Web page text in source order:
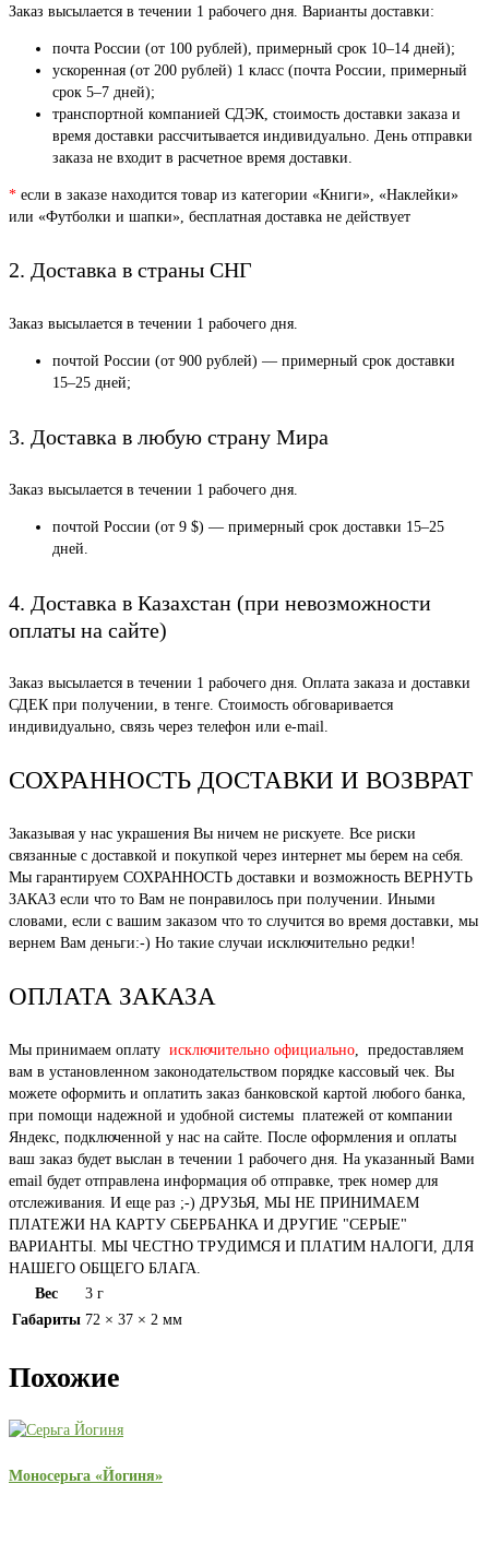
Заказ высылается в течении 1 рабочего дня. Варианты доставки:
почта России (от 100 рублей), примерный срок 10–14 дней);
ускоренная (от 200 рублей) 1 класс (почта России, примерный
срок 5–7 дней);
транспортной компанией СДЭК, стоимость доставки заказа и
время доставки рассчитывается индивидуально. День отправки
заказа не входит в расчетное время доставки.
* если в заказе находится товар из категории «Книги», «Наклейки»
или «Футболки и шапки», бесплатная доставка не действует
2. Доставка в страны СНГ
Заказ высылается в течении 1 рабочего дня.
почтой России (от 900 рублей) — примерный срок доставки
15–25 дней;
3. Доставка в любую страну Мира
Заказ высылается в течении 1 рабочего дня.
почтой России (от 9 $) — примерный срок доставки 15–25
дней.
4. Доставка в Казахстан (при невозможности
оплаты на сайте)
Заказ высылается в течении 1 рабочего дня. Оплата заказа и доставки
СДЕК при получении, в тенге. Стоимость обговаривается
индивидуально, связь через телефон или e-mail.
СОХРАННОСТЬ ДОСТАВКИ И ВОЗВРАТ
Заказывая у нас украшения Вы ничем не рискуете. Все риски
связанные с доставкой и покупкой через интернет мы берем на себя.
Мы гарантируем СОХРАННОСТЬ доставки и возможность ВЕРНУТЬ
ЗАКАЗ если что то Вам не понравилось при получении. Иными
словами, если с вашим заказом что то случится во время доставки, мы
вернем Вам деньги:-) Но такие случаи исключительно редки!
ОПЛАТА ЗАКАЗА
Мы принимаем оплату исключительно официально, предоставляем
вам в установленном законодательством порядке кассовый чек. Вы
можете оформить и оплатить заказ банковской картой любого банка,
при помощи надежной и удобной системы платежей от компании
Яндекс, подключенной у нас на сайте. После оформления и оплаты
ваш заказ будет выслан в течении 1 рабочего дня. На указанный Вами
email будет отправлена информация об отправке, трек номер для
отслеживания. И еще раз ;-) ДРУЗЬЯ, МЫ НЕ ПРИНИМАЕМ
ПЛАТЕЖИ НА КАРТУ СБЕРБАНКА И ДРУГИЕ "СЕРЫЕ"
ВАРИАНТЫ. МЫ ЧЕСТНО ТРУДИМСЯ И ПЛАТИМ НАЛОГИ, ДЛЯ
НАШЕГО ОБЩЕГО БЛАГА.
Вес
3 г
Габариты 72 × 37 × 2 мм
Похожие
Моносерьга «Йогиня»